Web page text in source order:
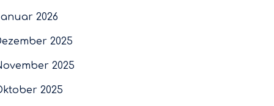
2026
2025
2025
2025